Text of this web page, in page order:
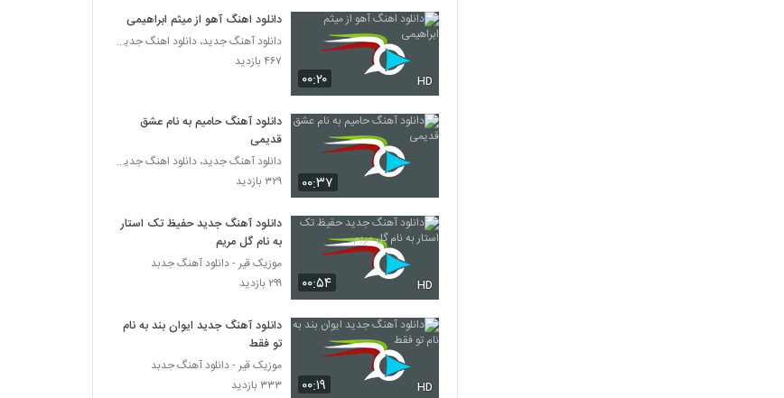
۳,۳۱۷ بازدید
دانلود آهنگ فرهاد سخایی معجزه عشق
۷۳۱ بازدید
دانلود آهنگ رضا همتی دلشکسته
۱,۳۵۶ بازدید
Sarvari Kenaram Bemoun)
۵۰۴ بازدید
امیرحسین کاملی آهنگ عزیزمه
۴۷۳ بازدید
Mehdi Hashemi Naya Samtam
۳۹۵ بازدید
۰۰:۲۰ HD
دانلود اهنگ آهو از میثم ابراهیمی
دانلود آهنگ جدید، دانلود اهنگ جدید ایرانی
۴۶۷ بازدید
۰۰:۳۷
دانلود آهنگ حامیم به نام عشق
قدیمی
دانلود آهنگ جدید، دانلود اهنگ جدید ایرانی
۳۲۹ بازدید
۰۰:۵۴ HD
دانلود آهنگ جدید حفیظ تک استار
به نام گل مریم
موزیک قیر - دانلود آهنگ جدبد
۲۹۹ بازدید
۰۰:۱۹ HD
دانلود آهنگ جدید ایوان بند به نام
تو فقط
موزیک قیر - دانلود آهنگ جدبد
۳۳۳ بازدید